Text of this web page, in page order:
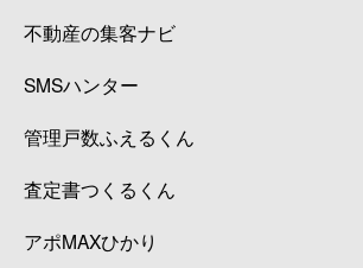
不動産の集客ナビ
SMSハンター
管理戸数ふえるくん
査定書つくるくん
アポMAXひかり